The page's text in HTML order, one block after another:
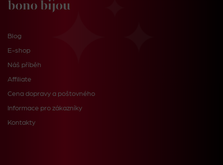
Blog
E-shop
Náš příběh
Affiliate
Cena dopravy a poštovného
Informace pro zákazníky
Kontakty